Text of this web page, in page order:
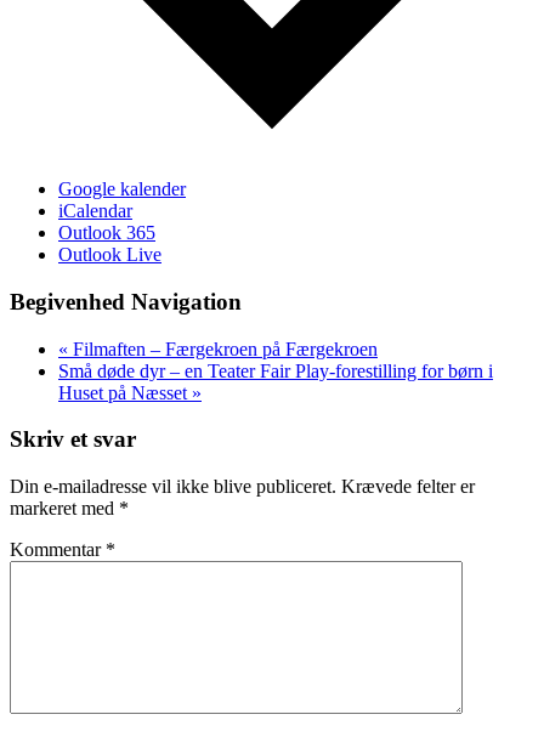
Google kalender
iCalendar
Outlook 365
Outlook Live
Begivenhed Navigation
« Filmaften – Færgekroen på Færgekroen
Små døde dyr – en Teater Fair Play-forestilling for børn i
Huset på Næsset »
Skriv et svar
Din e-mailadresse vil ikke blive publiceret. Krævede felter er
markeret med *
Kommentar *